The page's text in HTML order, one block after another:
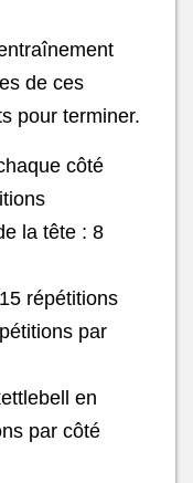
de ces
pour terminer.
côté
la tête : 8
répétitions
par
en
par côté